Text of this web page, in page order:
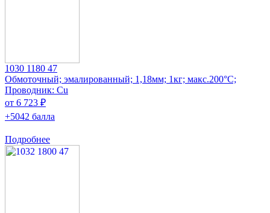
1030 1180 47
Обмоточный; эмалированный; 1,18мм; 1кг; макс.200°C;
Проводник: Cu
от 6 723 ₽
+5042 балла
Подробнее